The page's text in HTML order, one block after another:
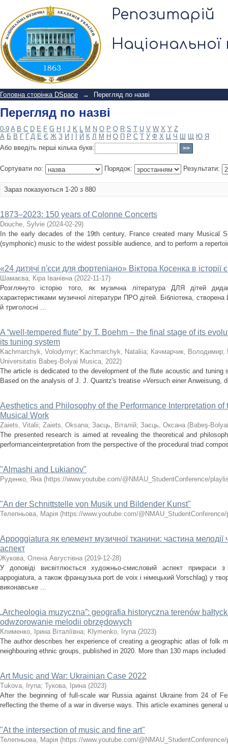
Репозитарій
Національної
Перегляд по назві
Головна сторінка DSpace → Перегляд по назві
Перегляд по назві
0-9 A B C D E F G H J K L M N O P Q R S T U V W X Y Z
А Б В Г Ґ Д Е Є Ж З И Й К Л М Н О П Р С Т У Ф Х Ц Ч Ш Щ Ю Я
Або введіть перші кілька букв:
Сортувати по: Порядок: Результати:
Зараз показуються 1-20 з 880
1873–2023: 150 years of Colonne Concerts
Douche, Sylvie (2024-02-29)
In the early decades of the 19th century, France created many Musical
(symphonic) music to the widest possible audience, and to perform a
«24 дитячі п'єси для фортепіано» Віктора Косенка в історії
Шамаєва, Кіра Іванівна (2022-11-17)
Розглянуто історію того, як музична література ДЛЯ дітей
характеристиками музичної літератури ПРО дітей. Бібліотека,
й триголосні ...
A “well-tempered flute” by T. Boehm – the final stage of its
its tuning system
Kachmarchyk, Volodymyr; Kachmarchyk, Nataliia; Качмарчик, Володимир;
Universitatis Babeş-Bolyai Musica, 2022)
The article is dedicated to the development of the flute acoustic and tuning
Based on the analysis of J. J. Quantz's treatise »Versuch einer Anweisung,
Aesthetics and Philosophy of the Performance Interpretation of
Musical Work
Zaiets, Vitalii; Zaiets, Oksana; Заєць, Віталій; Заєць, Оксана (Babeş-
The presented research is aimed at revealing the theoretical and
performanceinterpretation from the perspective of the procedural triad
"Almashi and Lukianov"
Руденко, Яна (https://www.youtube.com/@NMAU_StudentConference/
"An der Schnittstelle von Musik und Bildender Kunst"
Телепньова, Марія (https://www.youtube.com/
Appoggiatura як елемент музичної тканини: частина
аспект
Жукова, Олена Августівна (2019-12-28)
У доповіді висвітлюється художньо-смисловий аспект прикраси з
appogiatura, а також французька port de voix і німецький Vorschlag) у
виконавське ...
„Archeologia muzyczna”: geografia historyczna terenów
odwzorowanie melodii obrzędowych
Клименко, Ірина Віталіївна; Klymenko, Iryna (2023)
The author describes her experience of creating a geographic atlas of folk
neighbouring ethnic groups, published in 2020. More than 130 maps
Art Music and War: Ukrainian Case 2022
Tukova, Iryna; Тукова, Ірина (2023)
After the beginning of full-scale war Russia against Ukraine from 24 of
reflecting the theme of a war in diverse ways. This article examines general
"At the intersection of music and fine art"
Телепньова, Марія (https://www.youtube.com/